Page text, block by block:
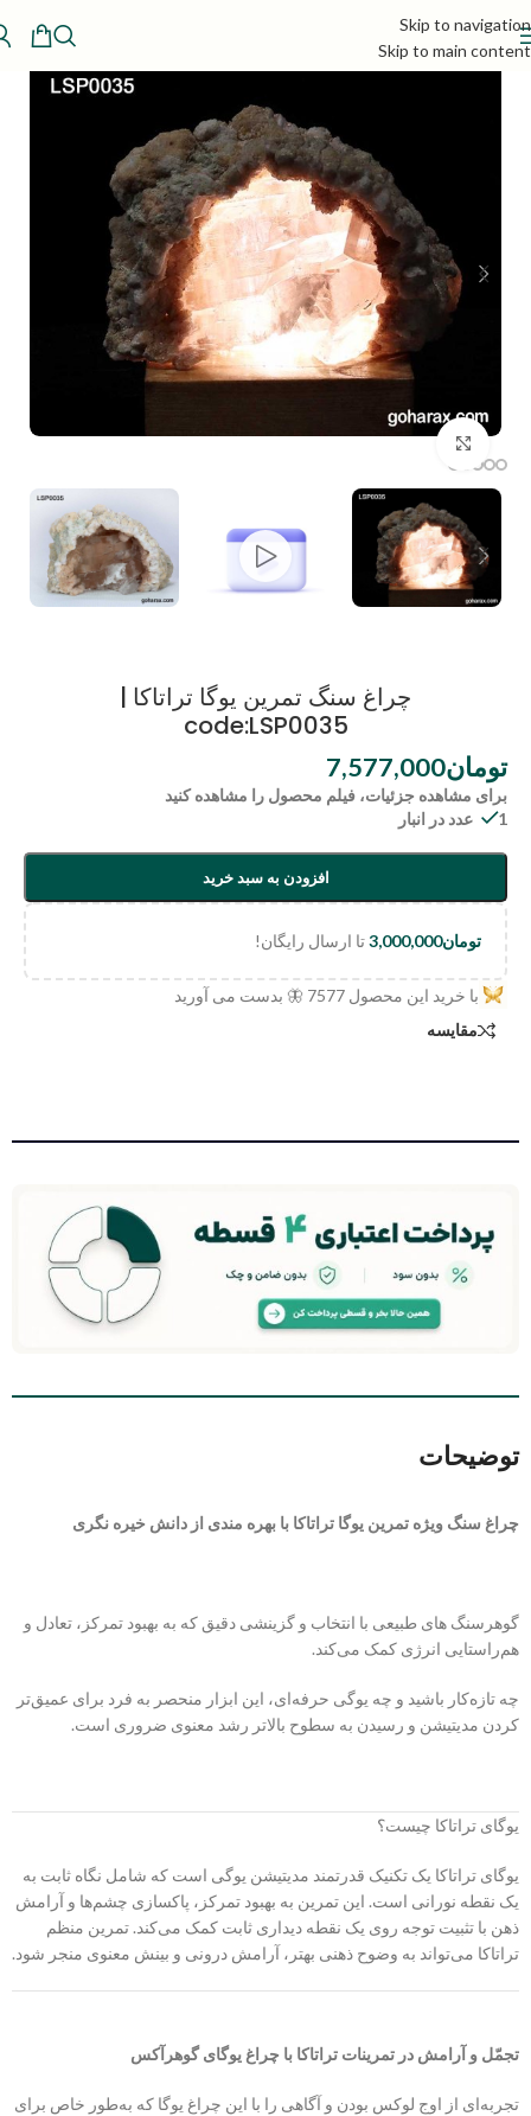
Skip to navigation
Skip to main content
چراغ سنگ تمرین یوگا تراتاکا |
code:LSP0035
تومان7,577,000
برای مشاهده جزئیات، فیلم محصول را مشاهده کنید
1 عدد در انبار
افزودن به سبد خرید
تومان3,000,000تا ارسال رایگان!
با خرید این محصول 7577 🦋 بدست می آورید
مقایسه
توضیحات
چراغ سنگ ویژه تمرین یوگا تراتاکا با بهره مندی از دانش خیره نگری
گوهرسنگ های طبیعی با انتخاب و گزینشی دقیق که به بهبود تمرکز، تعادل و
هم‌راستایی انرژی کمک می‌کند.
چه تازه‌کار باشید و چه یوگی حرفه‌ای، این ابزار منحصر به فرد برای عمیق‌تر
کردن مدیتیشن و رسیدن به سطوح بالاتر رشد معنوی ضروری است.
یوگای تراتاکا چیست؟
یوگای تراتاکا یک تکنیک قدرتمند مدیتیشن یوگی است که شامل نگاه ثابت به
یک نقطه نورانی است. این تمرین به بهبود تمرکز، پاکسازی چشم‌ها و آرامش
ذهن با تثبیت توجه روی یک نقطه دیداری ثابت کمک می‌کند. تمرین منظم
تراتاکا می‌تواند به وضوح ذهنی بهتر، آرامش درونی و بینش معنوی منجر شود.
تجمّل و آرامش در تمرینات تراتاکا با چراغ یوگای گوهرآکس
تجربه‌ای از اوج لوکس بودن و آگاهی را با این چراغ یوگا که به‌طور خاص برای